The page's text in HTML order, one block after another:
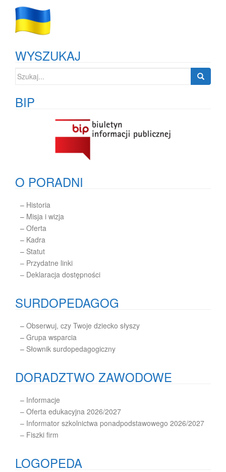
WYSZUKAJ
Szukaj:
BIP
O PORADNI
– Historia
– Misja i wizja
– Oferta
– Kadra
– Statut
– Przydatne linki
– Deklaracja dostępności
SURDOPEDAGOG
– Obserwuj, czy Twoje dziecko słyszy
– Grupa wsparcia
– Słownik surdopedagogiczny
DORADZTWO ZAWODOWE
– Informacje
– Oferta edukacyjna 2026/2027
– Informator szkolnictwa ponadpodstawowego 2026/2027
– Fiszki firm
LOGOPEDA